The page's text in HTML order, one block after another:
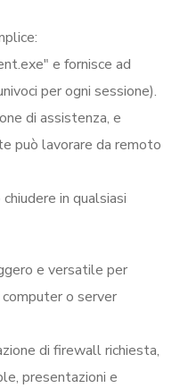
e fornisce ad
per ogni sessione).
di assistenza, e
può lavorare da remoto
in qualsiasi
e versatile per
o server
di firewall richiesta,
presentazioni e